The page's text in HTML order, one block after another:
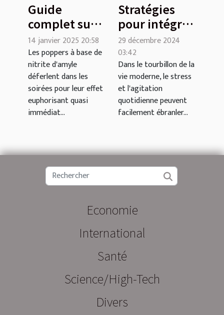
Guide
complet sur
l'usage
sécurisé des
poppers à
base de
nitrite
d'amyle
14 janvier 2025 20:58
Les poppers à base de
nitrite d'amyle
déferlent dans les
soirées pour leur effet
euphorisant quasi
immédiat...
Stratégies
pour intégrer
le yoga au
quotidien et
améliorer le
bien-être
29 décembre 2024
03:42
Dans le tourbillon de la
vie moderne, le stress
et l'agitation
quotidienne peuvent
facilement ébranler...
Economie
International
Santé
Science/High-Tech
Divers